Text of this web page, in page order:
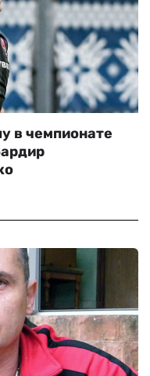
в чемпионате